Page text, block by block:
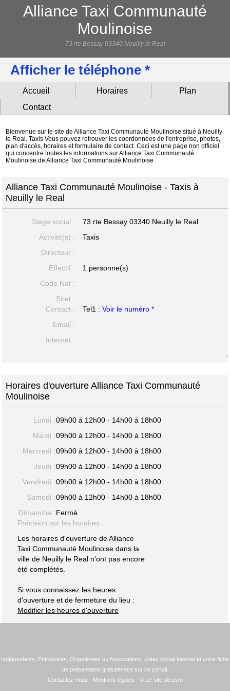
Alliance Taxi Communauté
Moulinoise
73 rte Bessay 03340 Neuilly le Real
Afficher le téléphone *
Accueil Horaires
Plan
Contact
Bienvenue sur le site de Alliance Taxi Communauté Moulinoise situé à Neuilly
le Real. Taxis Vous pouvez retrouver les coordonnées de l'entreprise, photos,
plan d'accès, horaires et formulaire de contact. Ceci est une page non officiel
qui concentre toutes les informations sur Alliance Taxi Communauté
Moulinoise de Alliance Taxi Communauté Moulinoise
Alliance Taxi Communauté Moulinoise - Taxis à
Neuilly le Real
Siege social : 73 rte Bessay03340 Neuilly le Real
Activité(s) :
Taxis
Directeur :
Effectif :
1 personne(s)
Code Naf :
Siret :
Contact :
Tel1 :Voir le numéro *
Email :
Internet :
-
Horaires d'ouverture Alliance Taxi Communauté
Moulinoise
Lundi :09h00 à 12h00 - 14h00 à 18h00
Mardi :09h00 à 12h00 - 14h00 à 18h00
Mercredi :09h00 à 12h00 - 14h00 à 18h00
Jeudi :09h00 à 12h00 - 14h00 à 18h00
Vendredi :09h00 à 12h00 - 14h00 à 18h00
Samedi :09h00 à 12h00 - 14h00 à 18h00
Dimanche :Fermé
Précision sur les horaires :
Les horaires d'ouverture de Alliance
Taxi Communauté Moulinoise dans la
ville de Neuilly le Real n'ont pas encore
été complétés.
Si vous connaissez les heures
d'ouverture et de fermeture du lieu :
Modifier les heures d'ouverture
Indépendants, Entreprises, Organismes ou Associations, créez portail internet et votre fiche
de présentation gratuitement sur ce portail.
Contactez-nous - Mentions légales - © Le-site-de.com